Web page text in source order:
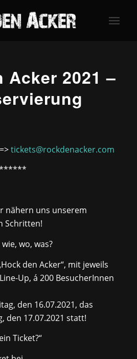
Acker 2021 –
tickets@rockdenacker.com
nähern uns unserem
Schritten!
wie, wo, was?
den Acker“, mit jeweils
Up, á 200 BesucherInnen
den 16.07.2021, das
den 17.07.2021 statt!
Ticket?“